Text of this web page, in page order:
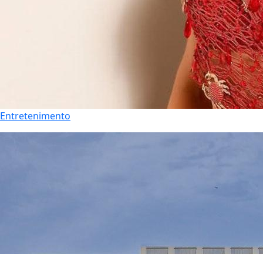
Entretenimento